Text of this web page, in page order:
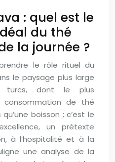
: quel est le
du thé
la journée ?
le rôle rituel du
le paysage plus large
turcs, dont le plus
de thé
boisson ; c’est le
un prétexte
à l’hospitalité et à la
une analyse de la